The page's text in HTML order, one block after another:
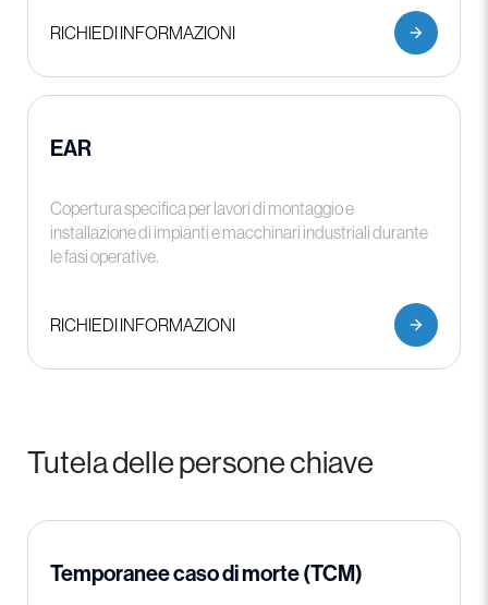
RICHIEDI INFORMAZIONI
EAR
Copertura specifica per lavori di montaggio e
installazione di impianti e macchinari industriali durante
le fasi operative.
RICHIEDI INFORMAZIONI
Tutela delle persone chiave
Temporanee caso di morte (TCM)